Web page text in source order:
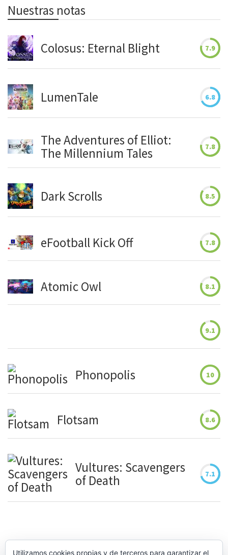
Nuestras notas
Colosus: Eternal Blight 7.9
LumenTale 6.8
The Adventures of Elliot:
The Millennium Tales
7.8
Dark Scrolls 8.5
eFootball Kick Off 7.8
Atomic Owl 8.1
9.1
Phonopolis 10
Flotsam 8.6
Vultures: Scavengers
of Death
7.1
Utilizamos cookies propias y de terceros para garantizar el